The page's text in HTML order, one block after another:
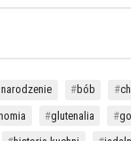
bób
glutenalia